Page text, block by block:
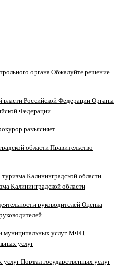
Обжалуйте решение
Органы
Федерации
разъясняет
Правительство
Калининградской области
Оценка
МФЦ
услуг
Портал государственных услуг